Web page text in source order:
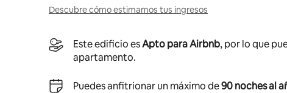
Descubre cómo estimamos tus ingresos
Este edificio esApto para Airbnb, por lo que
apartamento.
Puedes anfitrionar un máximo de90 noches al